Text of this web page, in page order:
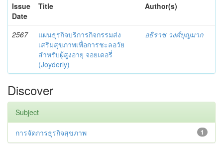
Issue
Date
Title Author(s)
2567
แผนธุรกิจบริการกิจกรรมส่ง
เสริมสุขภาพเพื่อการชะลอวัย
สำหรับผู้สูงอายุ จอยเดอรี่
(Joyderly)
อธิราช วงศ์บุญมาก
Discover
Subject
1
การจัดการธุรกิจสุขภาพ